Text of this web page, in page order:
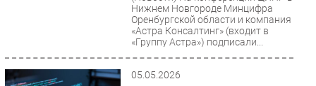
Нижнем Новгороде Минцифра
Оренбургской области и компания
«Астра Консалтинг» (входит в
«Группу Астра») подписали...
05.05.2026